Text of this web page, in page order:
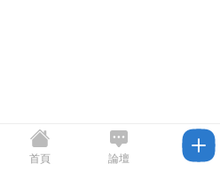
首頁 論壇